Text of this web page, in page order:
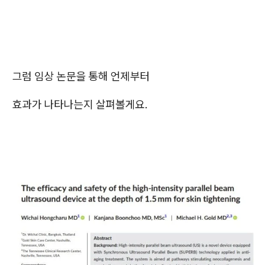
그럼 임상 논문을 통해 언제부터
효과가 나타나는지 살펴볼게요.